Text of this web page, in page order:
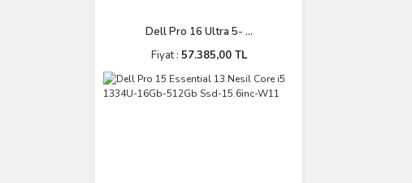
Dell Pro 16 Ultra 5- ...
Fiyat : 57.385,00 TL